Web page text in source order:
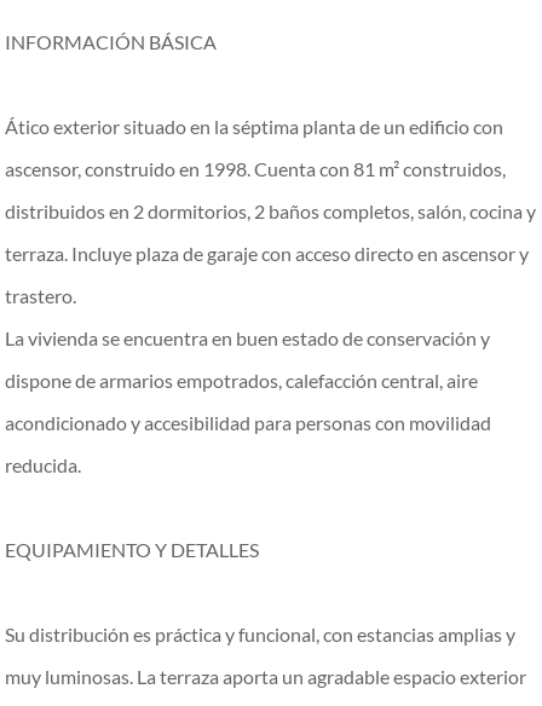
INFORMACIÓN BÁSICA
Ático exterior situado en la séptima planta de un edificio con
ascensor, construido en 1998. Cuenta con 81 m² construidos,
distribuidos en 2 dormitorios, 2 baños completos, salón, cocina y
terraza. Incluye plaza de garaje con acceso directo en ascensor y
trastero.
La vivienda se encuentra en buen estado de conservación y
dispone de armarios empotrados, calefacción central, aire
acondicionado y accesibilidad para personas con movilidad
reducida.
EQUIPAMIENTO Y DETALLES
Su distribución es práctica y funcional, con estancias amplias y
muy luminosas. La terraza aporta un agradable espacio exterior